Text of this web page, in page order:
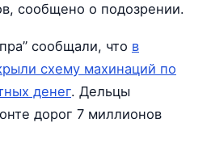
сообщено о подозрении.
сообщали, что в
схему махинаций по
денег. Дельцы
дорог 7 миллионов